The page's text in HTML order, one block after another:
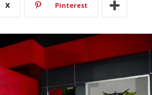
X Pinterest